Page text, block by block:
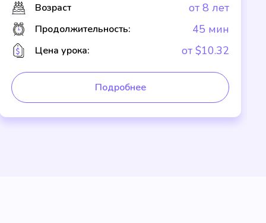
Возраст от 8 лет
Продолжительность: 45 мин
Цена урока: от $10.32
Подробнее